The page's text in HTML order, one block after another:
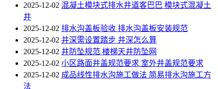
2025-12-02 混凝土模块式排水井道客巴巴 模块式混凝土
井
2025-12-02 排水沟盖板验收 排水沟盖板安装规范
2025-12-02 井深需设置踏步 井深怎么算
2025-12-02 井防坠规范 楼梯天井防坠网
2025-12-02 小区路面井盖规范要求 室外井盖规范要求
2025-12-02 成品线性排水沟施工做法 简易排水沟施工方
法